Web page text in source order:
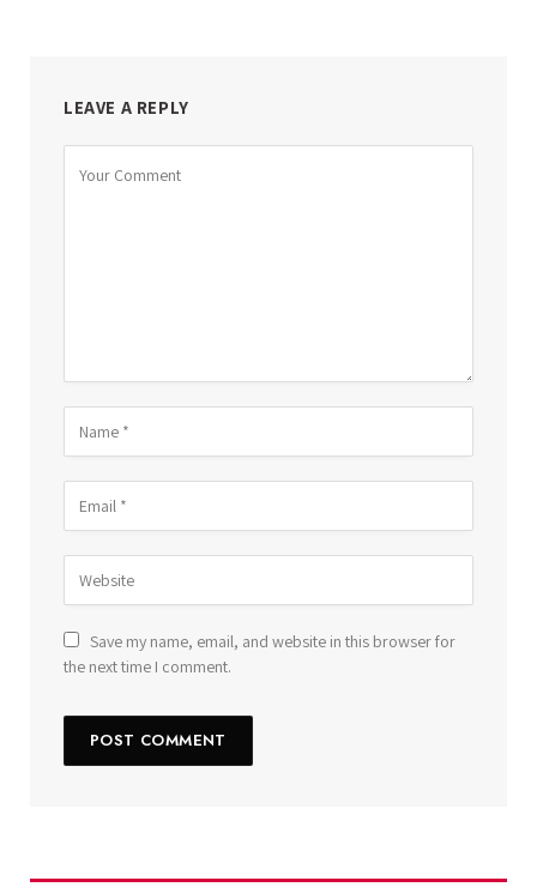
LEAVE A REPLY
Save my name, email, and website in this browser for
the next time I comment.